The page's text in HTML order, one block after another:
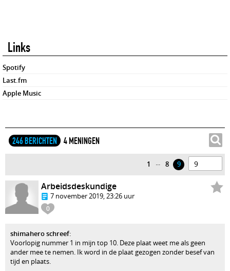
Links
Spotify
Last.fm
Apple Music
246 BERICHTEN 4 MENINGEN
1 ... 8 9
0
Arbeidsdeskundige
7 november 2019, 23:26 uur
shimahero schreef:
Voorlopig nummer 1 in mijn top 10. Deze plaat weet me als geen
ander mee te nemen. Ik word in de plaat gezogen zonder besef van
tijd en plaats.